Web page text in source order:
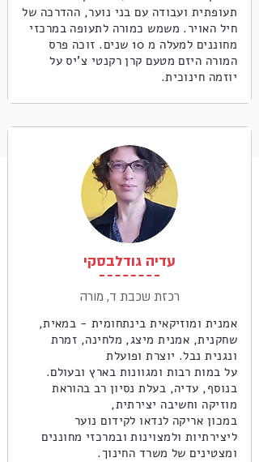
תעופתית ועבודה עם בני נוער, ההדרכה של
חיל האויר. משמש כמורה לתעופה במרכזי
מחוננים למעלה מ 10 שנים. זוכה פרס
המורה היזם מטעם קרן רקנטי צ'יס על
יוזמה חינוכית.
עדיה גודלבסקי
רכזת שכבת ד, מורה
אמנית ומוזיקאית בינתחומית - במאית,
שחקנית, אמנית מיצג, מלחינה, זמרת
ונגנית נבל. יוצרת ופועלת
על במות רבות ומגוונות בארץ ובעולם.
בנוסף, עדיה, בעלת נסיון רב בהוראת
מוזיקה וחשיבה יצירתית,
במכון אריקה לנדאו לקידום נוער
ליצירתיות ולמצוינות ובמרכזי מחוננים
ומצטינים של משרד החינוך.